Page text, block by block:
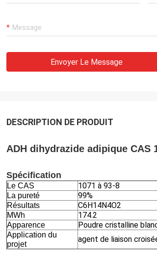
Envoyer Le Message
DESCRIPTION DE PRODUIT
ADH dihydrazide adipique CAS
Spécification
Le CAS 1071 à 93-8
La pureté 99%
Résultats C6H14N4O2
MWh 174.2
Apparence Poudre cristalline
Application du
projet
agent de liaison